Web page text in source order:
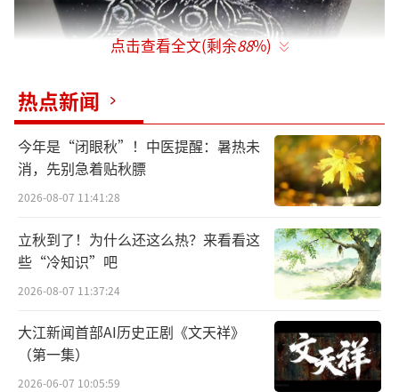
河姆渡文化黑陶刻划猪纹钵
2012年，江西万年仙人洞遗址考古新发现
定年代距今两万年之久，于是仙人洞遗址陶器
成为人类历史上最早的陶器。这一考古学结
论，使得此前关于人类最早的陶器出现于西
亚，继之又有人提出出现于日本的说法不攻自
破。
点击查看全文(剩余88%)
热点新闻
今年是“闭眼秋”！中医提醒：暑热未
消，先别急着贴秋膘
2026-08-07 11:41:28
立秋到了！为什么还这么热？来看看这
些“冷知识”吧
2026-08-07 11:37:24
大江新闻首部AI历史正剧《文天祥》
（第一集）
2026-06-07 10:05:59